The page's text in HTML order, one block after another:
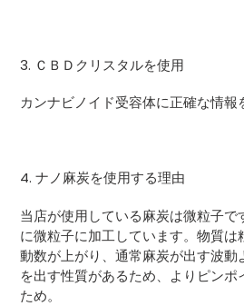
3. ＣＢＤクリスタルを使用
カンナビノイド受容体に正確な情報
4. ナノ麻炭を使用する理由
当店が使用している麻炭は微粒子で
に微粒子に加工しています。物質は
動数が上がり、通常麻炭が出す波動
を出す性質があるため、よりピンポ
ため。